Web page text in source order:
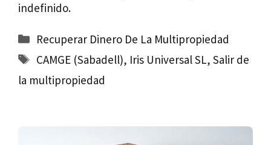
indefinido.
Categorías
Recuperar Dinero De La Multipropiedad
Etiquetas
CAMGE (Sabadell), Iris Universal SL,Salir de
la multipropiedad